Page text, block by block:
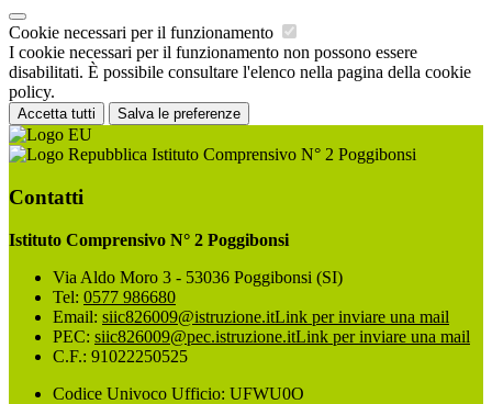
Cookie necessari per il funzionamento
I cookie necessari per il funzionamento non possono essere
disabilitati. È possibile consultare l'elenco nella pagina della cookie
policy.
Accetta tutti Salva le preferenze
Istituto Comprensivo N° 2 Poggibonsi
Contatti
Istituto Comprensivo N° 2 Poggibonsi
Via Aldo Moro 3 - 53036 Poggibonsi (SI)
Tel: 0577 986680
Email: siic826009@istruzione.itLink per inviare una mail
PEC: siic826009@pec.istruzione.itLink per inviare una mail
C.F.: 91022250525
Codice Univoco Ufficio: UFWU0O